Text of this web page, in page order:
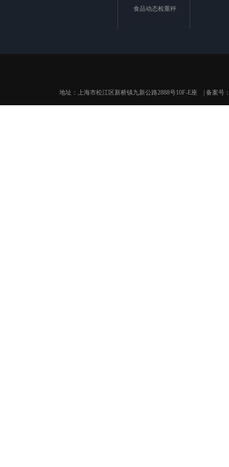
食品动态检重秤
地址：上海市松江区新桥镇九新公路2888号10F-E座 | 备案号